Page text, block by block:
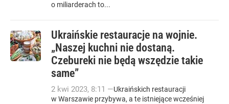
o miliarderach to...
Ukraińskie restauracje na wojnie.
„Naszej kuchni nie dostaną.
Czebureki nie będą wszędzie takie
same”
2 kwi 2023, 8:11 —Ukraińskich restauracji
w Warszawie przybywa, a te istniejące wcześniej